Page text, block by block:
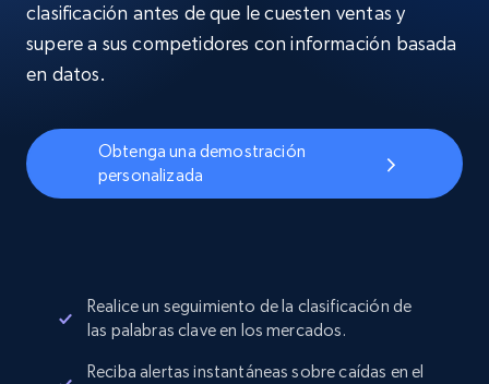
clasificación antes de que le cuesten ventas y
supere a sus competidores con información basada
en datos.
Obtenga una demostración
personalizada
Realice un seguimiento de la clasificación de
las palabras clave en los mercados.
Reciba alertas instantáneas sobre caídas en el